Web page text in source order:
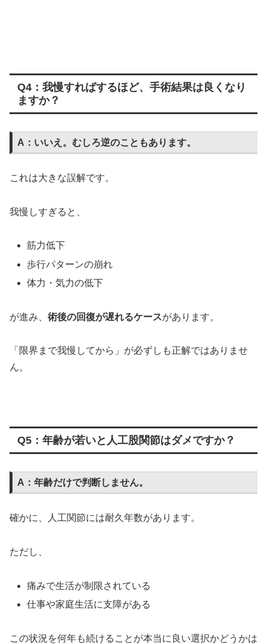
Q4：我慢すればするほど、手術結果は良くなり
ますか？
A：いいえ。むしろ逆のこともあります。
これは大きな誤解です。
我慢しすぎると、
筋力低下
歩行パターンの崩れ
体力・気力の低下
が進み、 術後の回復が遅れるケースがあります。
「限界まで我慢してから」が必ずしも正解ではありませ
ん。
Q5：年齢が若いと人工股関節はダメですか？
A：年齢だけで判断しません。
確かに、人工関節には耐久年数があります。
ただし、
痛みで生活が制限されている
仕事や家庭生活に支障がある
この状況を何年も続けることが本当に良い選択かどうかは